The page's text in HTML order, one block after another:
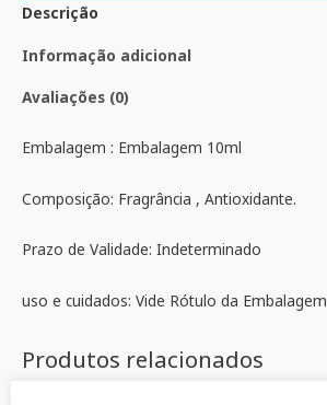
Descrição
Informação adicional
Avaliações (0)
Embalagem : Embalagem 10ml
Composição: Fragrância , Antioxidante.
Prazo de Validade: Indeterminado
uso e cuidados: Vide Rótulo da Embalagem
Produtos relacionados